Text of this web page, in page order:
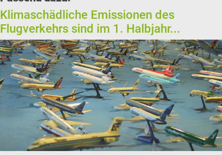
Klimaschädliche Emissionen des
Flugverkehrs sind im 1. Halbjahr...